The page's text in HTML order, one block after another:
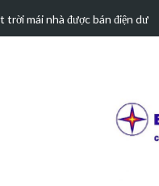
trời mái nhà được bán điện dư